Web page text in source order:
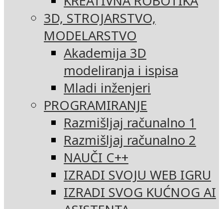
3D, STROJARSTVO,
MODELARSTVO
Akademija 3D
modeliranja i ispisa
Mladi inženjeri
PROGRAMIRANJE
Razmišljaj računalno 1
Razmišljaj računalno 2
NAUČI C++
IZRADI SVOJU WEB IGRU
IZRADI SVOG KUĆNOG AI